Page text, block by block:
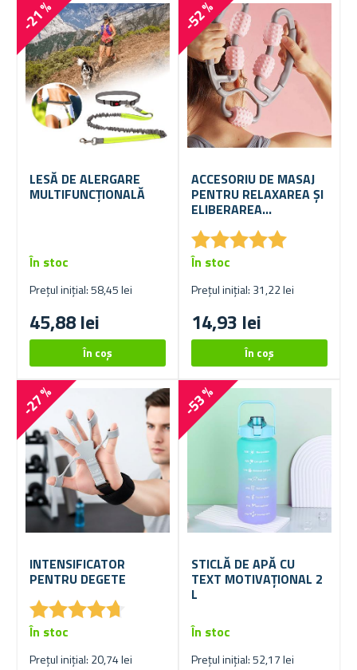
-21 %
LESĂ DE ALERGARE
MULTIFUNCȚIONALĂ
Prețul inițial: 58,45 lei
45,88 lei
În stoc
-52 %
ACCESORIU DE MASAJ
PENTRU RELAXAREA ȘI
ELIBERAREA
★★★★★
★★★★★
Prețul inițial: 31,22 lei
14,93 lei
În stoc
-27 %
INTENSIFICATOR
PENTRU DEGETE
★★★★★
★★★★★
Prețul inițial: 20,74 lei
În stoc
-53 %
STICLĂ DE APĂ CU
TEXT MOTIVAȚIONAL 2
L
Prețul inițial: 52,17 lei
În stoc